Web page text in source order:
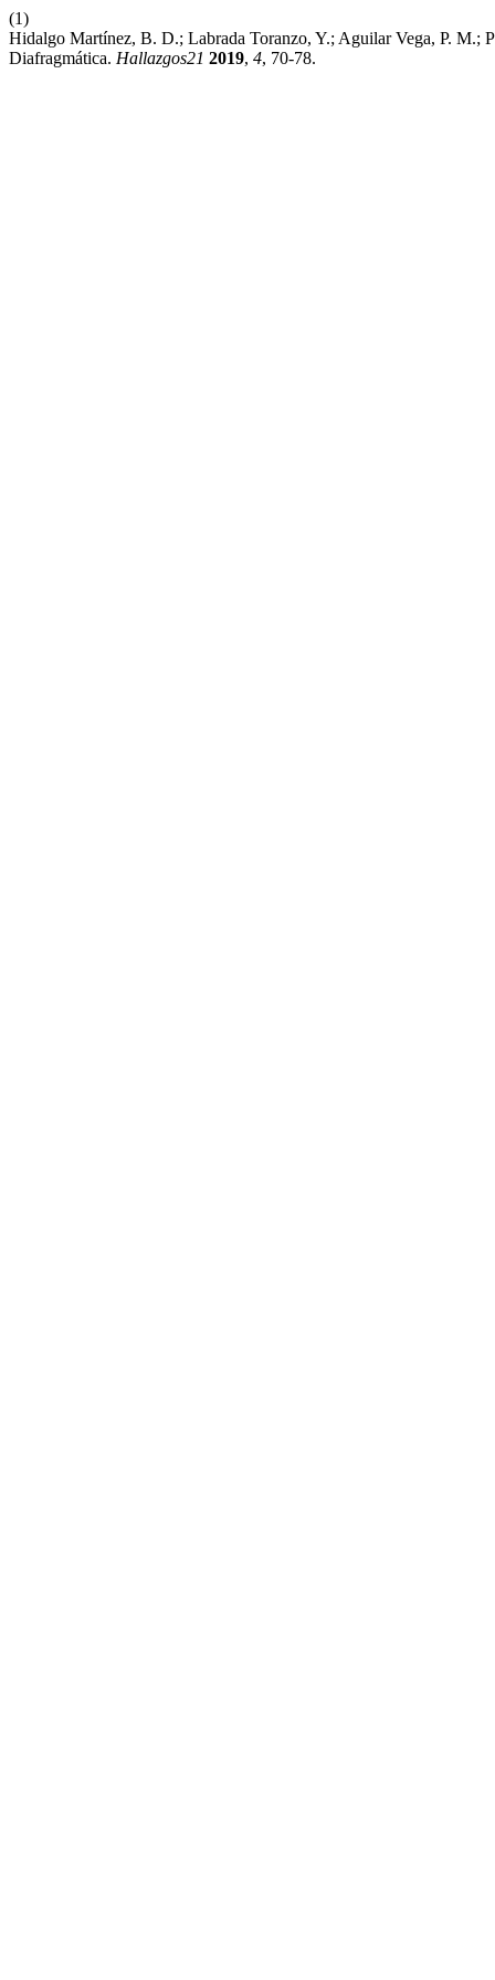
(1)
Hidalgo Martínez, B. D.; Labrada Toranzo, Y.; Aguilar Vega, P. M.;
Diafragmática. Hallazgos21 2019, 4, 70-78.